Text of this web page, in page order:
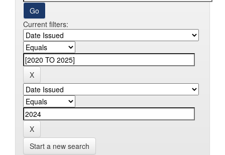
Current filters:
Start a new search